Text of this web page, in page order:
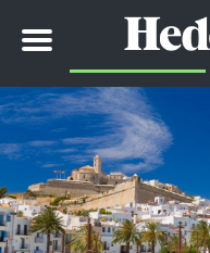
Toggle
navigation